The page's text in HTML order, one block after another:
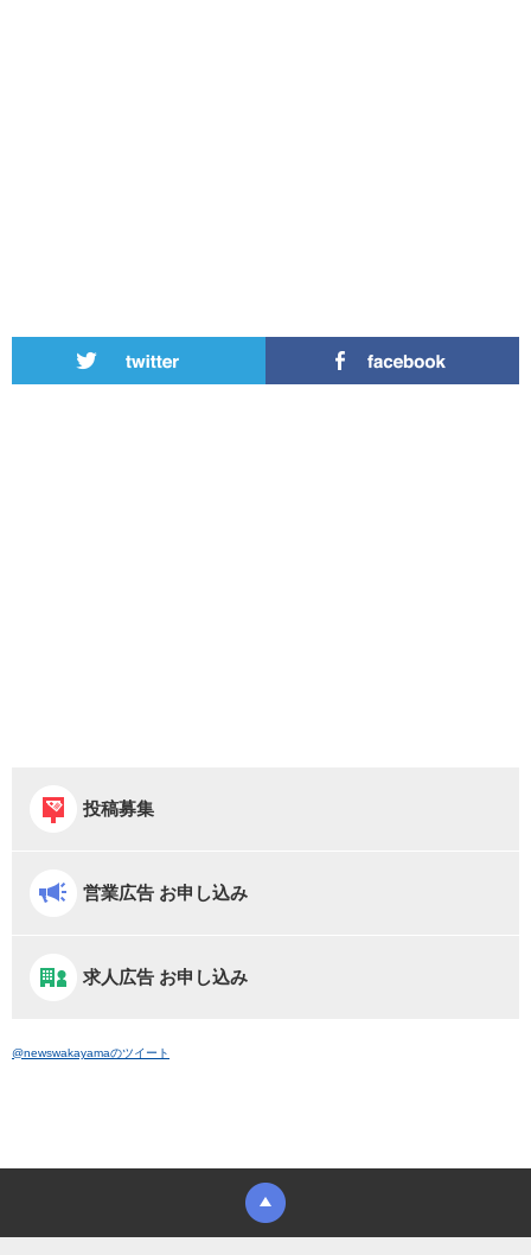
投稿募集
営業広告 お申し込み
求人広告 お申し込み
@newswakayamaのツイート